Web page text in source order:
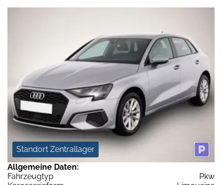
Standort Zentrallager
Allgemeine Daten:
Fahrzeugtyp
Pkw